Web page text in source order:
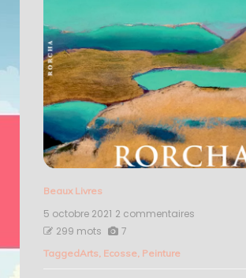
Beaux Livres
5 octobre 2021 2 commentaires
299 mots 7
TaggedArts Ecosse, Peinture